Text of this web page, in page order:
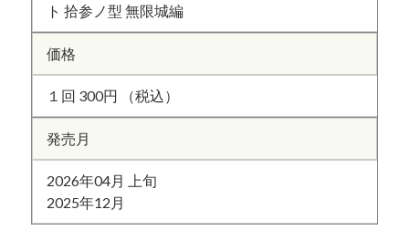
ト 拾参ノ型 無限城編
価格
１回 300円 （税込）
発売月
2026年04月 上旬
2025年12月